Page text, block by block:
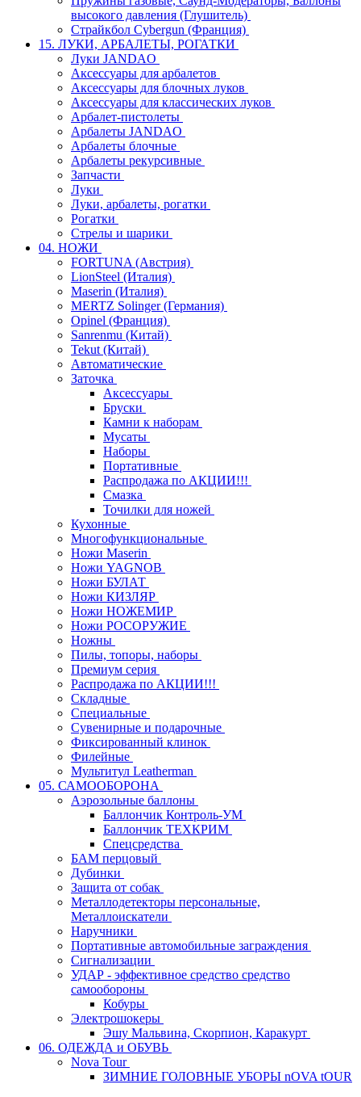
высокого давления (Глушитель)
Страйкбол Cybergun (Франция)
15. ЛУКИ, АРБАЛЕТЫ, РОГАТКИ
Луки JANDAO
Аксессуары для арбалетов
Аксессуары для блочных луков
Аксессуары для классических луков
Арбалет-пистолеты
Арбалеты JANDAO
Арбалеты блочные
Арбалеты рекурсивные
Запчасти
Луки
Луки, арбалеты, рогатки
Рогатки
Стрелы и шарики
04. НОЖИ
FORTUNA (Австрия)
LionSteel (Италия)
Maserin (Италия)
MERTZ Solinger (Германия)
Opinel (Франция)
Sanrenmu (Китай)
Tekut (Китай)
Автоматические
Заточка
Аксессуары
Бруски
Камни к наборам
Мусаты
Наборы
Портативные
Распродажа по АКЦИИ!!!
Смазка
Точилки для ножей
Кухонные
Многофункциональные
Ножи Maserin
Ножи YAGNOB
Ножи БУЛАТ
Ножи КИЗЛЯР
Ножи НОЖЕМИР
Ножи РОСОРУЖИЕ
Ножны
Пилы, топоры, наборы
Премиум серия
Распродажа по АКЦИИ!!!
Складные
Специальные
Сувенирные и подарочные
Фиксированный клинок
Филейные
Мультитул Leatherman
05. САМООБОРОНА
Аэрозольные баллоны
Баллончик Контроль-УМ
Баллончик ТЕХКРИМ
Спецсредства
БАМ перцовый
Дубинки
Защита от собак
Металлодетекторы персональные,
Металлоискатели
Наручники
Портативные автомобильные заграждения
Сигнализации
УДАР - эффективное средство средство
самообороны
Кобуры
Электрошокеры
Эшу Мальвина, Скорпион, Каракурт
06. ОДЕЖДА и ОБУВЬ
Nova Tour
ЗИМНИЕ ГОЛОВНЫЕ УБОРЫ nOVA tOUR